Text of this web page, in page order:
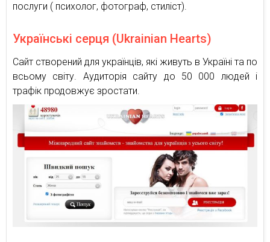
послуги ( психолог, фотограф, стиліст).
Українські серця (Ukrainian Hearts)
Сайт створений для українців, які живуть в Україні та по
всьому світу. Аудиторія сайту до 50 000 людей і
трафік продовжує зростати.